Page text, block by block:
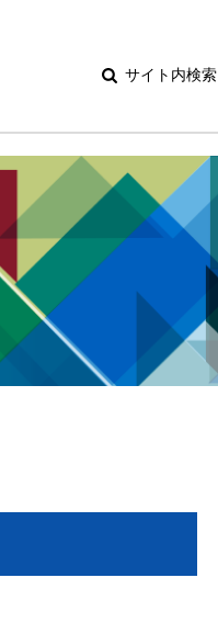
サイト内検索